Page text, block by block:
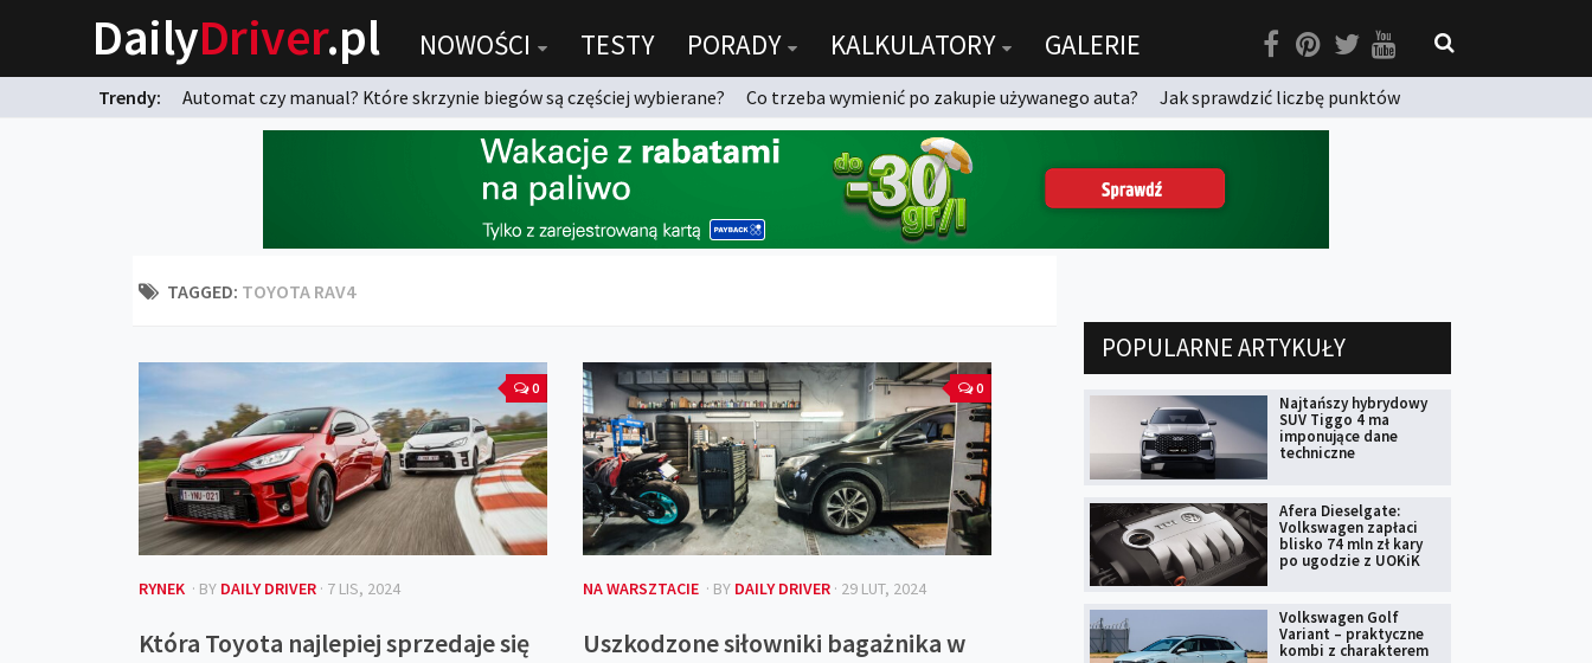
DailyDriver.pl NOWOŚCI TESTY PORADY KALKULATORY GALERIE
Trendy: Automat czy manual? Które skrzynie biegów są częściej wybierane? Co trzeba wymienić po zakupie używanego auta?
Jak sprawdzić liczbę punktów
TAGGED: TOYOTA RAV4
0
RYNEK · BY DAILY DRIVER · 7 LIS, 2024
Która Toyota najlepiej sprzedaje się
0
NA WARSZTACIE · BY DAILY DRIVER · 29 LUT, 2024
Uszkodzone siłowniki bagażnika w
POPULARNE ARTYKUŁY
Najtańszy hybrydowy
SUV Tiggo 4 ma
imponujące dane
techniczne
Afera Dieselgate:
Volkswagen zapłaci
blisko 74 mln zł kary
po ugodzie z UOKiK
Volkswagen Golf
Variant – praktyczne
kombi z charakterem